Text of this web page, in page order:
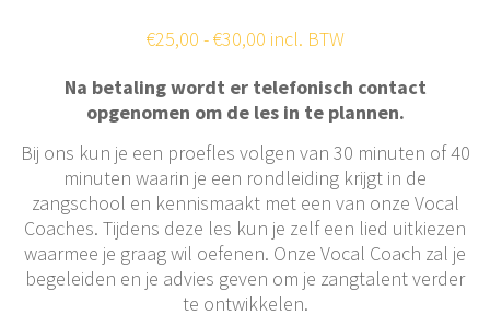
€25,00 -€30,00Prijsklasse:
tot
€30,00
incl. BTW
Na betaling wordt er telefonisch contact
opgenomen om de les in te plannen.
Bij ons kun je een proefles volgen van 30 minuten of 40
minuten waarin je een rondleiding krijgt in de
zangschool en kennismaakt met een van onze Vocal
Coaches. Tijdens deze les kun je zelf een lied uitkiezen
waarmee je graag wil oefenen. Onze Vocal Coach zal je
begeleiden en je advies geven om je zangtalent verder
te ontwikkelen.